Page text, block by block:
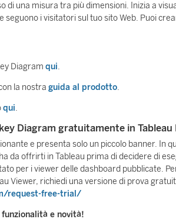
di una misura tra più dimensioni. Inizia a
seguono i visitatori sul tuo sito Web. Puoi
Diagram qui.
la nostra guida al prodotto.
qui.
Diagram gratuitamente in Tableau
e presenta solo un piccolo banner. In
da offrirti in Tableau prima di decidere di
per i viewer delle dashboard pubblicate.
Viewer, richiedi una versione di prova
request-free-trial/
e novità!